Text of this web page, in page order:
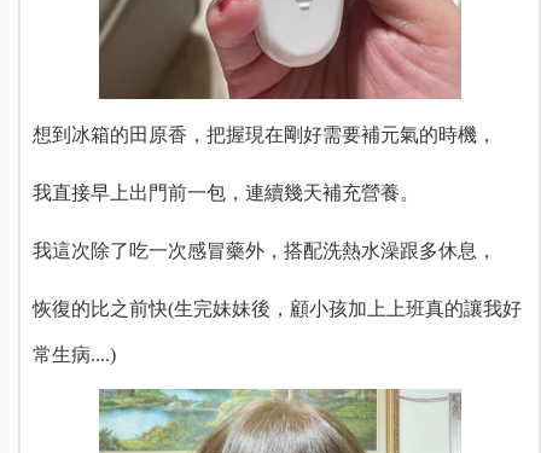
想到冰箱的田原香，把握現在剛好需要補元氣的時機，
我直接早上出門前一包，連續幾天補充營養。
我這次除了吃一次感冒藥外，搭配洗熱水澡跟多休息，
恢復的比之前快(生完妹妹後，顧小孩加上上班真的讓我好
常生病....)